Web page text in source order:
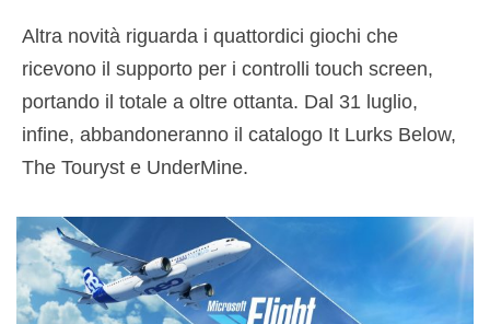
Altra novità riguarda i quattordici giochi che
ricevono il supporto per i controlli touch screen,
portando il totale a oltre ottanta. Dal 31 luglio,
infine, abbandoneranno il catalogo It Lurks Below,
The Touryst e UnderMine.